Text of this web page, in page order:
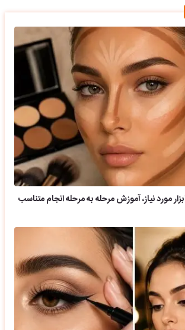
مورد نیاز، آموزش مرحله به مرحله انجام متناسب